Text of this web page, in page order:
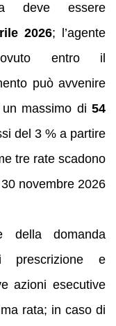
deve essere
2026; l’agente
entro il
può avvenire
massimo di 54
del 3 % a partire
tre rate scadono
novembre 2026
della domanda
prescrizione e
azioni esecutive
rata; in caso di